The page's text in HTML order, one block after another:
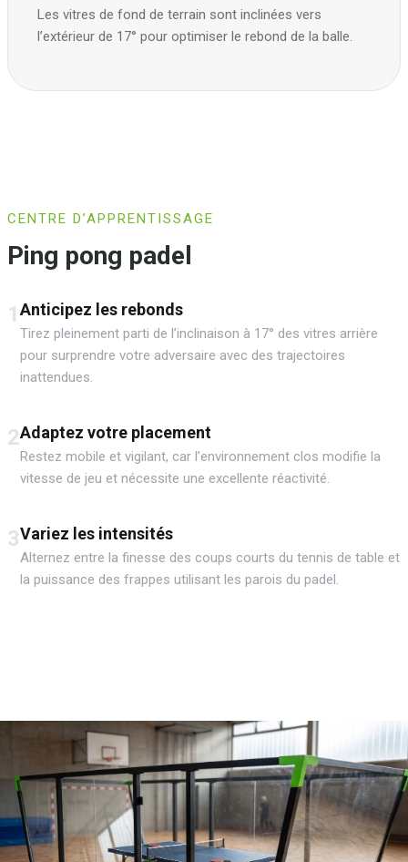
Les vitres de fond de terrain sont inclinées vers
l’extérieur de 17° pour optimiser le rebond de la balle.
CENTRE D’APPRENTISSAGE
Ping pong padel
1 Anticipez les rebonds
Tirez pleinement parti de l’inclinaison à 17° des vitres arrière
pour surprendre votre adversaire avec des trajectoires
inattendues.
2Adaptez votre placement
Restez mobile et vigilant, car l’environnement clos modifie la
vitesse de jeu et nécessite une excellente réactivité.
3Variez les intensités
Alternez entre la finesse des coups courts du tennis de table et
la puissance des frappes utilisant les parois du padel.